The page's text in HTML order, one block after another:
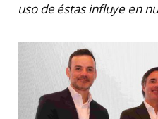
uso de éstas influye en